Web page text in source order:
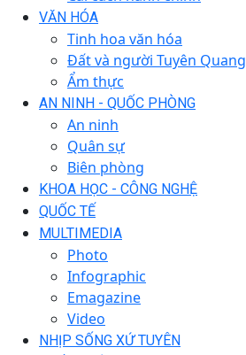
VĂN HÓA
Tinh hoa văn hóa
Đất và người Tuyên Quang
Ẩm thực
AN NINH - QUỐC PHÒNG
An ninh
Quân sự
Biên phòng
KHOA HỌC - CÔNG NGHỆ
QUỐC TẾ
MULTIMEDIA
Photo
Infographic
Emagazine
Video
NHỊP SỐNG XỨ TUYÊN